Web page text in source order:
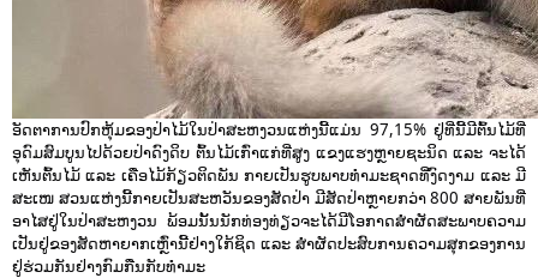
ອັດຕາການປົກຫຸ້ມຂອງປ່າໄມ້ໃນປ່າສະຫງວນແຫ່ງນີ້ແມ່ນ 97,15% ຢູ່ທີ່ນີ້ມີຕົ້ນໄມ້ທີ່
ອຸດົມສົມບູນໄປດ້ວຍປ່າດົງດິບ ຕົ້ນໄມ້ເກົ່າແກ່ທີ່ສູງ ແຂງແຮງຫຼາຍຊະນິດ ແລະ ຈະໄດ້
ເຫັນຕົ້ນໄມ້ ແລະ ເຄືອໄມ້ກ້ຽວຕິດພັນ ກາຍເປັນຮູບພາບທໍາມະຊາດທີ່ງົດງາມ ແລະ ມີ
ສະເໜ ສວນແຫ່ງນີ້ກາຍເປັນສະຫວັນຂອງສັດປ່າ ມີສັດປ່າຫຼາຍກວ່າ 800 ສາຍພັນທີ່
ອາໄສຢູ່ໃນປ່າສະຫງວນ ພ້ອມນັ້ນນັກທ່ອງທ່ຽວຈະໄດ້ມີໂອກາດສຳຜັດສະພາບຄວາມ
ເປັນຢູ່ຂອງສັດຫາຍາກເຫຼົ່ານີ້ຢ່າງໃກ້ຊິດ ແລະ ສໍາຜັດປະສົບການຄວາມສຸກຂອງການ
ຢູ່ຮ່ວມກັນຢ່າງກົມກືນກັບທໍາມະ